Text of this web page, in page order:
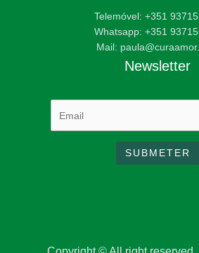
Telemóvel: +351
Whatsapp: +351
Mail:
Newsletter